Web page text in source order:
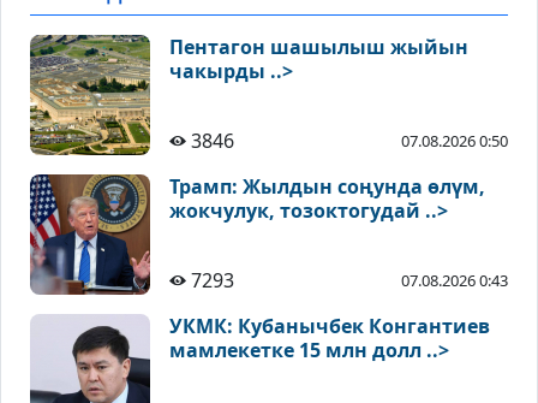
Пентагон шашылыш жыйын
чакырды ..>
3846 07.08.2026 0:50
Трамп: Жылдын соңунда өлүм,
жокчулук, тозоктогудай ..>
7293 07.08.2026 0:43
УКМК: Кубанычбек Конгантиев
мамлекетке 15 млн долл ..>